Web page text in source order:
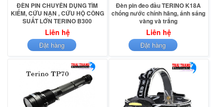
ĐÈN PIN CHUYÊN DỤNG TÌM
KIẾM, CỨU NẠN , CỨU HỘ CÔNG
SUẤT LỚN TERINO B300
Liên hệ
Đặt hàng
Đèn pin đeo đầu TERINO K18A
chống nước chính hãng, ánh sáng
vàng và trắng
Liên hệ
Đặt hàng